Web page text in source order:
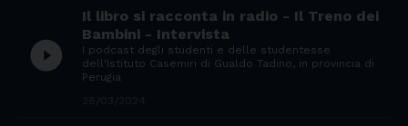
play_circle_filled
Il libro si racconta in radio - Il Treno dei
Bambini - Intervista
I podcast degli studenti e delle studentesse
dell'Istituto Casemiri di Gualdo Tadino, in provincia di
Perugia